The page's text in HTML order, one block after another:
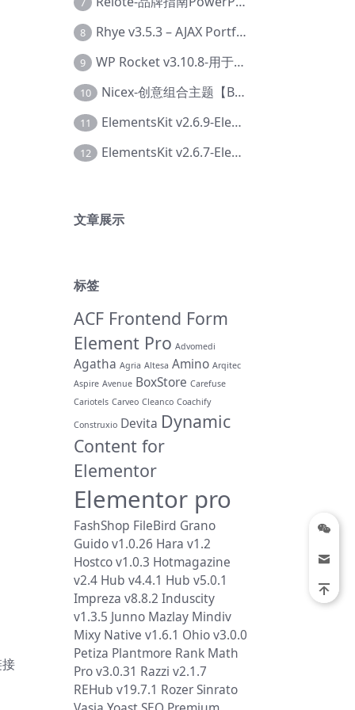
8 Rhye v3.5.3 – AJAX Portfolio WordPress 主题【Bi-0049】
9 WP Rocket v3.10.8-用于wordpress速度优化的缓存加速插件【Cd-0019】
10 Nicex-创意组合主题【Be-0092】
11 ElementsKit v2.6.9-Elementor插件【Ab-0161】
12 ElementsKit v2.6.7-Elementor插件【Ab-0162】
文章展示
标签
ACF Frontend Form
Element Pro Advomedi
Agatha Agria Altesa Amino Arqitec
Aspire Avenue BoxStore Carefuse
Cariotels Carveo Cleanco Coachify
Construxio Devita Dynamic
Content for
Elementor
Elementor pro
FashShop FileBird Grano
Guido v1.0.26 Hara v1.2
Hostco v1.0.3 Hotmagazine
v2.4 Hub v4.4.1 Hub v5.0.1
Impreza v8.8.2 Induscity
v1.3.5 Junno Mazlay Mindiv
Mixy Native v1.6.1 Ohio v3.0.0
Petiza Plantmore Rank Math
Pro v3.0.31 Razzi v2.1.7
REHub v19.7.1 RozerSinrato